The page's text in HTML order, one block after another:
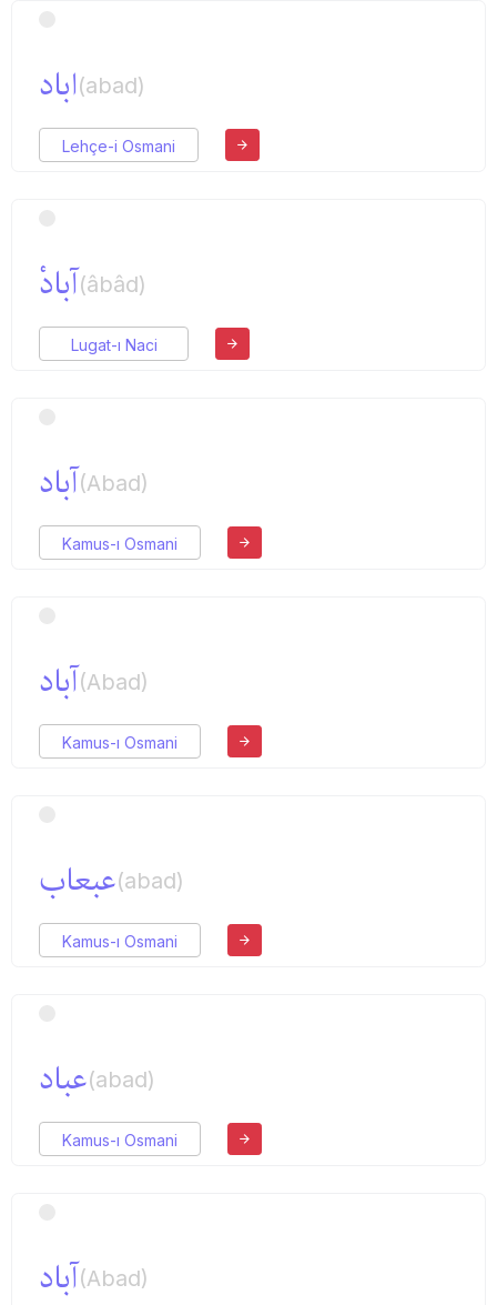
اباد(abad)
Lehçe-i Osmani
آبادْ(âbâd)
Lugat-ı Naci
آباد(Abad)
Kamus-ı Osmani
آباد(Abad)
Kamus-ı Osmani
عبعاب(abad)
Kamus-ı Osmani
عباد(abad)
Kamus-ı Osmani
آباد(Abad)